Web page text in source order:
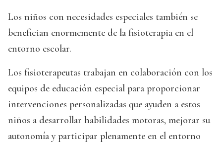
Los niños con necesidades especiales también se
benefician enormemente de la fisioterapia en el
entorno escolar.
Los fisioterapeutas trabajan en colaboración con los
equipos de educación especial para proporcionar
intervenciones personalizadas que ayuden a estos
niños a desarrollar habilidades motoras, mejorar su
autonomía y participar plenamente en el entorno